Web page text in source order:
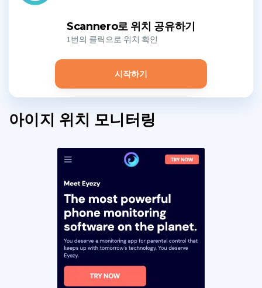
Scannero로 위치 공유하기
1번의 클릭으로 위치 확인
시작하기
아이지 위치 모니터링